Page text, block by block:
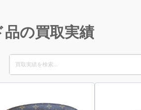
の買取実績
Search
for: